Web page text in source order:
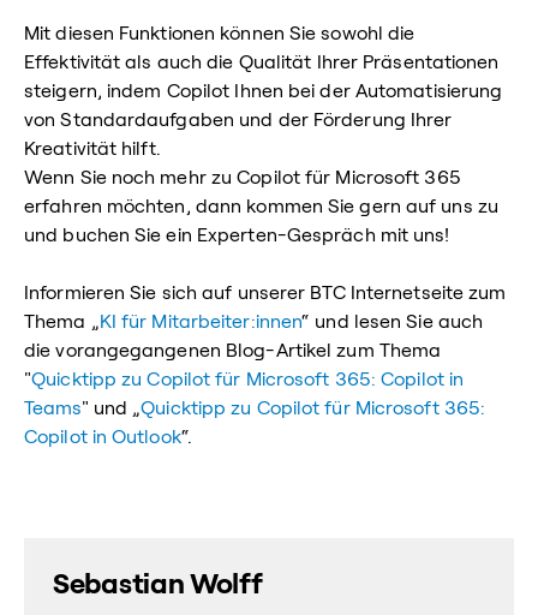
Mit diesen Funktionen können Sie sowohl die
Effektivität als auch die Qualität Ihrer Präsentationen
steigern, indem Copilot Ihnen bei der Automatisierung
von Standardaufgaben und der Förderung Ihrer
Kreativität hilft.
Wenn Sie noch mehr zu Copilot für Microsoft 365
erfahren möchten, dann kommen Sie gern auf uns zu
und buchen Sie ein Experten-Gespräch mit uns!
Informieren Sie sich auf unserer BTC Internetseite zum
Thema „KI für Mitarbeiter:innen“ und lesen Sie auch
die vorangegangenen Blog-Artikel zum Thema
"Quicktipp zu Copilot für Microsoft 365: Copilot in
Teams" und „Quicktipp zu Copilot für Microsoft 365:
Copilot in Outlook“.
Sebastian Wolff